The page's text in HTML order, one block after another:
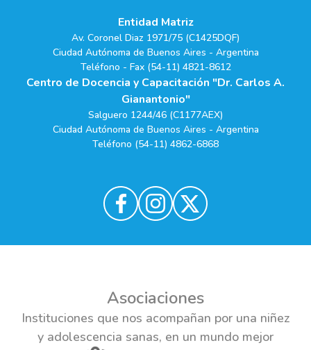
Entidad Matriz
Av. Coronel Diaz 1971/75 (C1425DQF)
Ciudad Autónoma de Buenos Aires - Argentina
Teléfono - Fax (54-11) 4821-8612
Centro de Docencia y Capacitación "Dr. Carlos A.
Gianantonio"
Salguero 1244/46 (C1177AEX)
Ciudad Autónoma de Buenos Aires - Argentina
Teléfono (54-11) 4862-6868
Asociaciones
Instituciones que nos acompañan por una niñez
y adolescencia sanas, en un mundo mejor